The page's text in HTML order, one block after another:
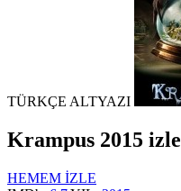
TÜRKÇE ALTYAZI
Krampus 2015 izle
HEMEM İZLE